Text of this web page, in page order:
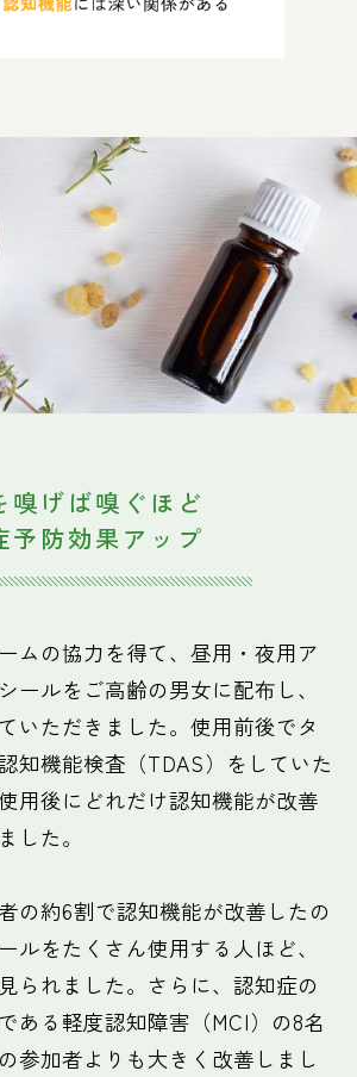
嗅げば嗅ぐほど
予防効果アップ
ムの協力を得て、昼用・夜用ア
ールをご高齢の男女に配布し、
いただきました。使用前後でタ
知機能検査（TDAS）をしていた
用後にどれだけ認知機能が改善
した。
の約6割で認知機能が改善したの
ルをたくさん使用する人ほど、
られました。さらに、認知症の
ある軽度認知障害（MCI）の8名
参加者よりも大きく改善しまし